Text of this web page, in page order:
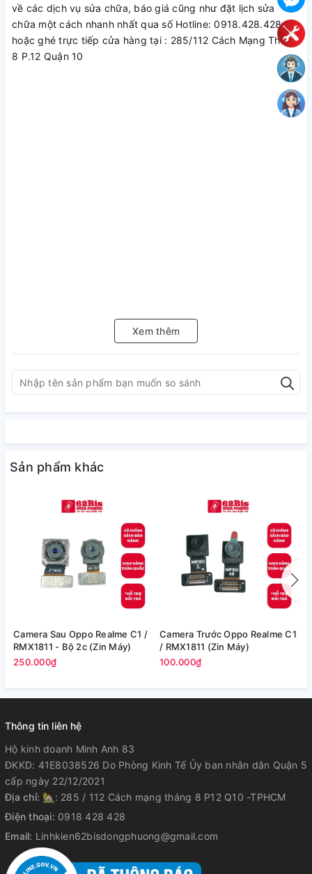
về các dịch vụ sửa chữa, báo giá cũng như đặt lịch sửa
chữa một cách nhanh nhất qua số Hotline: 0918.428.428
hoặc ghé trực tiếp cửa hàng tại : 285/112 Cách Mạng Tháng
8 P.12 Quận 10
Xem thêm
Sản phẩm khác
Camera Sau Oppo Realme C1 /
RMX1811 - Bộ 2c (Zin Máy)
250.000₫
Camera Trước Oppo Realme C1
/ RMX1811 (Zin Máy)
100.000₫
Thông tin liên hệ
Hộ kinh doanh Minh Anh 83
ĐKKD: 41E8038526 Do Phòng Kinh Tế Ủy ban nhân dân Quận 5
cấp ngày 22/12/2021
Địa chỉ: 🏡: 285 / 112 Cách mạng tháng 8 P12 Q10 -TPHCM
Điện thoại: 0918 428 428
Email: Linhkien62bisdongphuong@gmail.com